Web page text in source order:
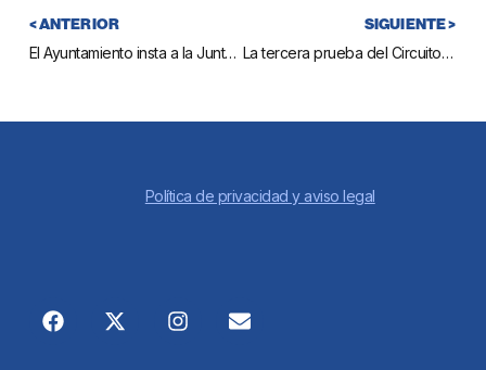
< ANTERIOR
El Ayuntamiento insta a la Junta de Andalucía a que exija el sellado del vertedero de Entrerríos
SIGUIENTE >
La tercera prueba del Circuito de Millas Populares de Mijas será el 19 de abril
Política de privacidad y aviso legal